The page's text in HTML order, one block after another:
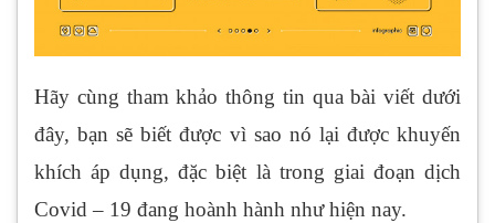
Hãy cùng tham khảo thông tin qua bài viết dưới
đây, bạn sẽ biết được vì sao nó lại được khuyến
khích áp dụng, đặc biệt là trong giai đoạn dịch
Covid – 19 đang hoành hành như hiện nay.